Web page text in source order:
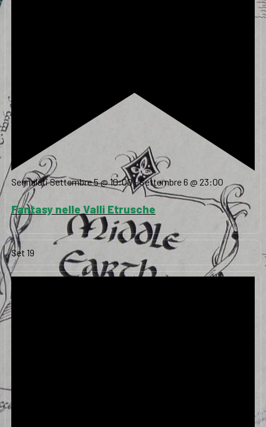
SegnalatiSettembre 5 @ 10:00-Settembre 6 @ 23:00
Fantasy nelle Valli Etrusche
Set 19